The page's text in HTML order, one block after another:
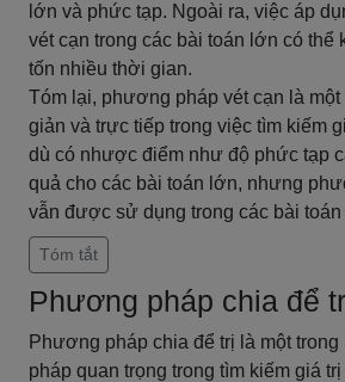
lớn và phức tạp. Ngoài ra, việc áp
vét cạn trong các bài toán lớn có thể
tốn nhiều thời gian.
Tóm lại, phương pháp vét cạn là
giản và trực tiếp trong việc tìm kiếm
dù có nhược điểm như độ phức tạp
quả cho các bài toán lớn, nhưng
vẫn được sử dụng trong các bài
Tóm tắt
Phương pháp chia để
Phương pháp chia để trị là một
pháp quan trọng trong tìm kiếm giá